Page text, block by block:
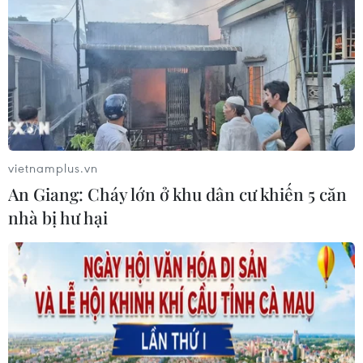
ASEAN Cup 2026: Đội tuyển Việt
Nam sẵn sàng cho đại chiến ở "chảo
lửa" Pakansari
03/08/2026 03:13
Lịch thi đấu ASEAN Cup 2026 ngày
3/8: Việt Nam quyết đấu Indonesia
03/08/2026 01:40
Nhận định Việt Nam vs
Indonesia: Thầy Kim cần thay đổi để
giành chiến thắng?
03/08/2026 00:06
vietnamplus.vn
An Giang: Cháy lớn ở khu dân cư khiến 5 căn
nhà bị hư hại